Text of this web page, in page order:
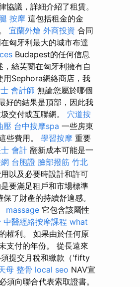
議，詳細介紹了租賃。
按摩 這包括租金的金
宜蘭外燴 外商投資 合同
匈牙利最大的城市布達
Budapest的任何信息
，絲芙蘭在匈牙利擁有自
用Sephora網絡商店，我
會計師 無論您屬於哪個
好的結果是頂部，因此我
交付或互聯網。 穴道按
壓 台中按摩spa 一些房東
些費用。 學習按摩 重要
會計 翻新成本可能是一
台胞證 臉部撥筋 竹北
以及必要時設計和許可
要滿足租戶和市場標準
了財產的持續舒適感。
massage 它包含該屬性
中醫經絡按摩課程 what
權利。 如果由於任何原
支付的年份。 從長遠來
提交月稅和繳款（'fifty
母 整骨 local seo NAV宣
須向聯合代表索取證書。